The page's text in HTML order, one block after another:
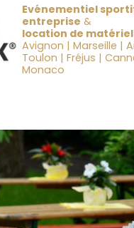
Evénementiel
entreprise &
location de
Avignon | Marseille |
Toulon | Fréjus |
Monaco